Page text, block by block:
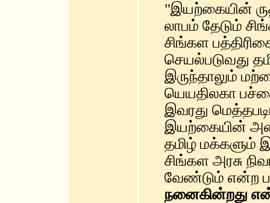
"இயற்கையின்
லாபம் தேடும்
சிங்கள
செயல்படுவது
இருந்தாலும்
யெயதிலகா
இவரது
இயற்கையின்
தமிழ் மக்களும்
சிங்கள அரசு
வேண்டும் என்ற
நனைகின்றது